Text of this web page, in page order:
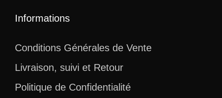
Informations
Conditions Générales de Vente
Livraison, suivi et Retour
Politique de Confidentialité